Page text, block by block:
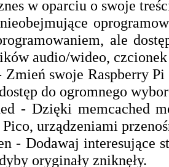
w oparciu o swoje
ale
audio/wideo,
Zmień swoje Raspberry
do ogromnego
- Dzięki memcached
urządzeniami
- Dodawaj interesujące
oryginały zniknęły.